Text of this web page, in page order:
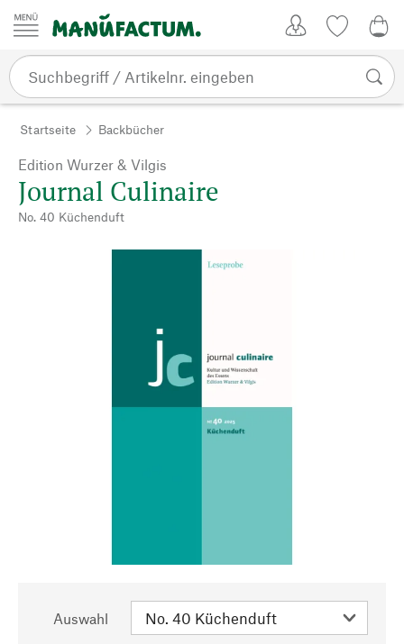
Zum Inhalt springen
Startseite Backbücher
Edition Wurzer & Vilgis
Journal Culinaire
No. 40 Küchenduft
Auswahl